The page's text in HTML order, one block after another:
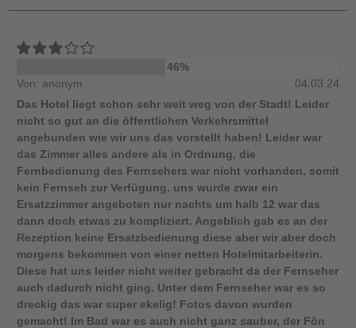
46%
Von: anonym
04.03.24
Das Hotel liegt schon sehr weit weg von der Stadt! Leider
nicht so gut an die öffentlichen Verkehrsmittel
angebunden wie wir uns das vorstellt haben! Leider war
das Zimmer alles andere als in Ordnung, die
Fernbedienung des Fernsehers war nicht vorhanden, somit
kein Fernseh zur Verfügung, uns wurde zwar ein
Ersatzzimmer angeboten nur nachts um halb 12 war das
dann doch etwas zu kompliziert. Angeblich gab es an der
Rezeption keine Ersatzbedienung diese aber wir aber doch
morgens bekommen von einer netten Hotelmitarbeiterin.
Diese hat uns leider nicht weiter gebracht da der Fernseher
auch dadurch nicht ging. Unter dem Fernseher war es so
dreckig das war super ekelig! Fotos davon wurden
gemacht! Im Bad war es auch nicht ganz sauber, der Fön